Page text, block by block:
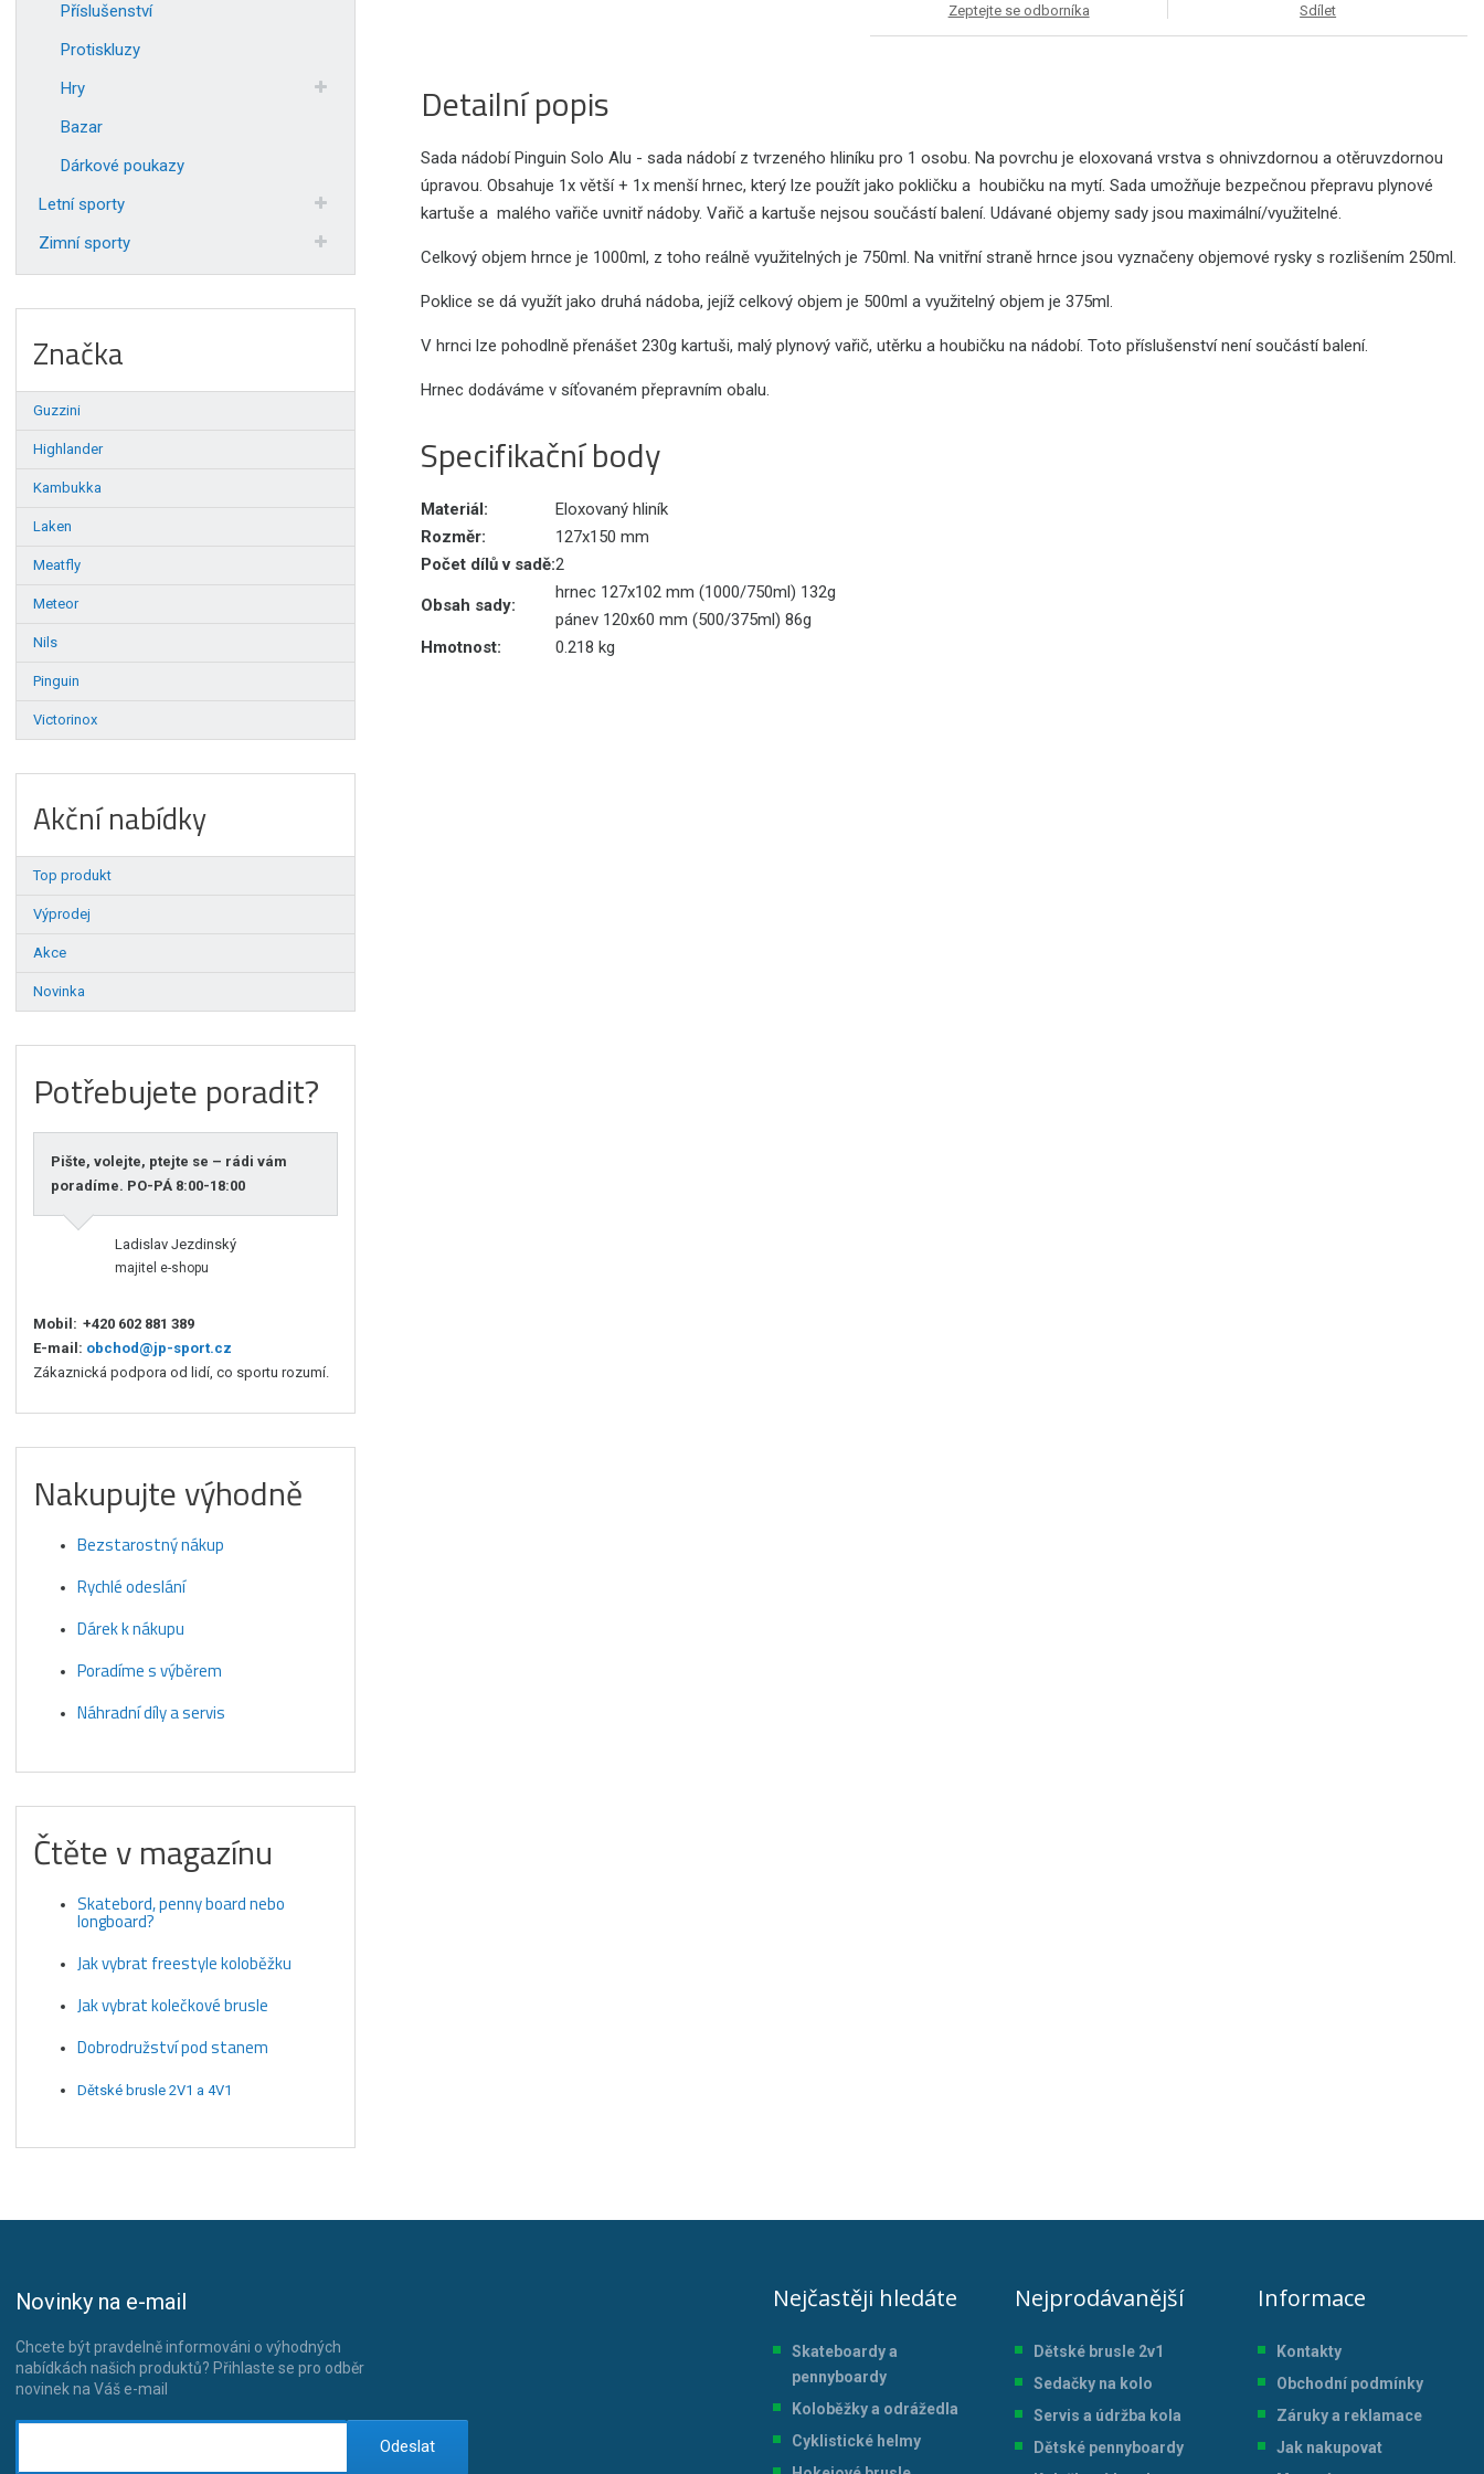
Zeptejte se odborníka Sdílet
Detailní popis
Sada nádobí Pinguin Solo Alu - sada nádobí z tvrzeného hliníku pro 1 osobu. Na povrchu je eloxovaná vrstva s ohnivzdornou a otěruvzdornou
úpravou. Obsahuje 1x větší + 1x menší hrnec, který lze použít jako pokličku a houbičku na mytí. Sada umožňuje bezpečnou přepravu plynové
kartuše a malého vařiče uvnitř nádoby. Vařič a kartuše nejsou součástí balení. Udávané objemy sady jsou maximální/využitelné.
Celkový objem hrnce je 1000ml, z toho reálně využitelných je 750ml. Na vnitřní straně hrnce jsou vyznačeny objemové rysky s rozlišením 250ml.
Poklice se dá využít jako druhá nádoba, jejíž celkový objem je 500ml a využitelný objem je 375ml.
V hrnci lze pohodlně přenášet 230g kartuši, malý plynový vařič, utěrku a houbičku na nádobí. Toto příslušenství není součástí balení.
Hrnec dodáváme v síťovaném přepravním obalu.
Specifikační body
Materiál:
Eloxovaný hliník
Rozměr:
127x150 mm
Počet dílů v sadě:2
Obsah sady:
hrnec 127x102 mm (1000/750ml) 132g
pánev 120x60 mm (500/375ml) 86g
Hmotnost:
0.218 kg
Příslušenství
Protiskluzy
Hry
Bazar
Dárkové poukazy
Letní sporty
Zimní sporty
Značka
Guzzini
Highlander
Kambukka
Laken
Meatfly
Meteor
Nils
Pinguin
Victorinox
Akční nabídky
Top produkt
Výprodej
Akce
Novinka
Potřebujete poradit?
Pište, volejte, ptejte se – rádi vám
poradíme. PO-PÁ 8:00-18:00
Ladislav Jezdinský
majitel e-shopu
Mobil: +420 602 881 389
E-mail: obchod@jp-sport.cz
Zákaznická podpora od lidí, co sportu rozumí.
Nakupujte výhodně
Bezstarostný nákup
Rychlé odeslání
Dárek k nákupu
Poradíme s výběrem
Náhradní díly a servis
Čtěte v magazínu
Skatebord, penny board nebo
longboard?
Jak vybrat freestyle koloběžku
Jak vybrat kolečkové brusle
Dobrodružství pod stanem
Dětské brusle 2V1 a 4V1
Novinky na e-mail
Chcete být pravdelně informováni o výhodných
nabídkách našich produktů? Přihlaste se pro odběr
novinek na Váš e-mail
Odeslat
Nejčastěji hledáte
Skateboardy a
pennyboardy
Koloběžky a odrážedla
Cyklistické helmy
Nejprodávanější
Dětské brusle 2v1
Sedačky na kolo
Servis a údržba kola
Dětské pennyboardy
Informace
Kontakty
Obchodní podmínky
Záruky a reklamace
Jak nakupovat